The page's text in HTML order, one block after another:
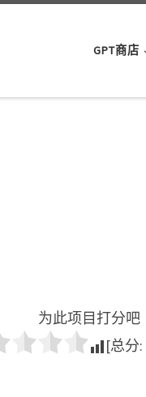
GPT商店
为此项目打分吧
[总分: